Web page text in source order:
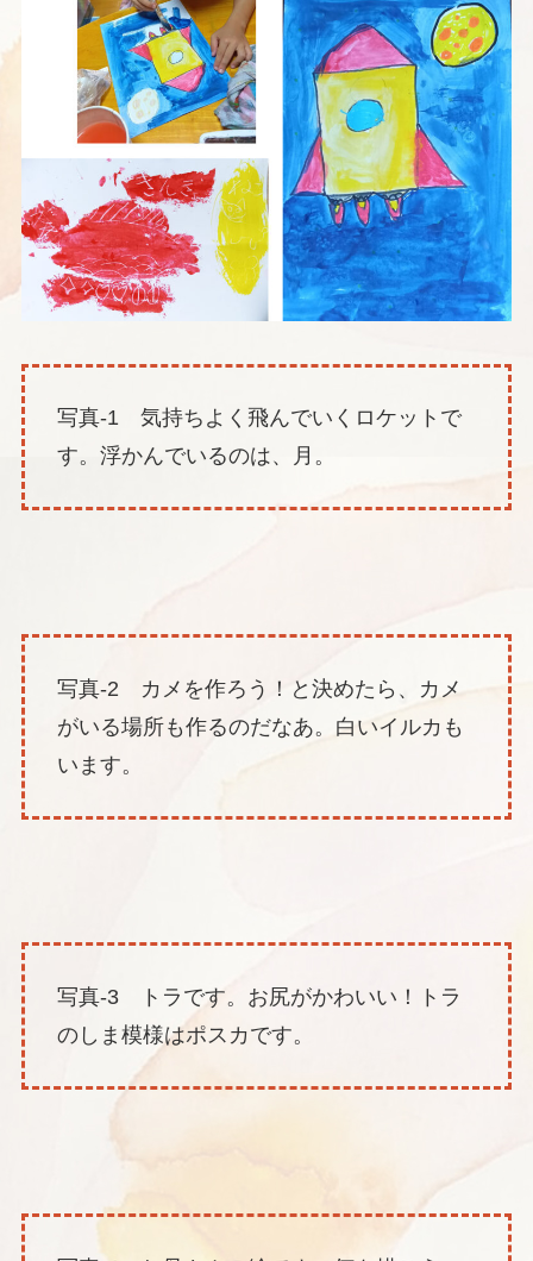
写真-1 気持ちよく飛んでいくロケットで
す。浮かんでいるのは、月。
写真-2 カメを作ろう！と決めたら、カメ
がいる場所も作るのだなあ。白いイルカも
います。
写真-3 トラです。お尻がかわいい！トラ
のしま模様はポスカです。